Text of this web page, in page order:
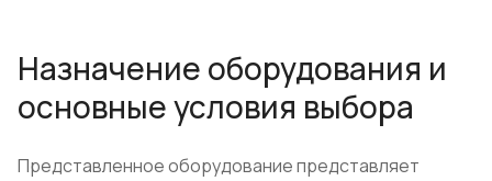
Назначение оборудования и
основные условия выбора
Представленное оборудование представляет